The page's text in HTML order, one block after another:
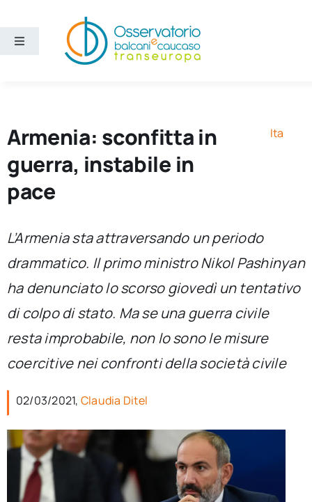
contenuto
Toggle
Ricerca e divulgazione
Chi siamo
per:
Newsletter
Ita
Armenia: sconfitta in
guerra, instabile in
pace
Ita
L’Armenia sta attraversando un periodo
drammatico. Il primo ministro Nikol Pashinyan
ha denunciato lo scorso giovedì un tentativo
di colpo di stato. Ma se una guerra civile
resta improbabile, non lo sono le misure
coercitive nei confronti della società civile
02/03/2021, Claudia Ditel